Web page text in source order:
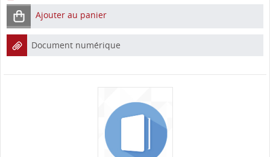
Ajouter au panier
Document numérique